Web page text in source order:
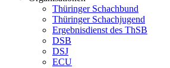
Thüringer Schachbund
Thüringer Schachjugend
Ergebnisdienst des ThSB
DSB
DSJ
ECU